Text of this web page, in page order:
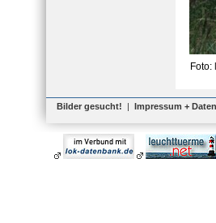
Foto:
Bilder gesucht! | Impressum +